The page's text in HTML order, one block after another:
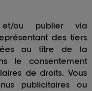
et/ou publier via
des tiers
au titre de la
le consentement
de droits. Vous
publicitaires ou